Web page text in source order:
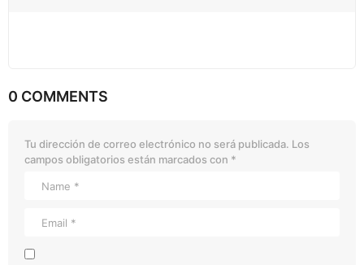
0 COMMENTS
Tu dirección de correo electrónico no será publicada. Los
campos obligatorios están marcados con *